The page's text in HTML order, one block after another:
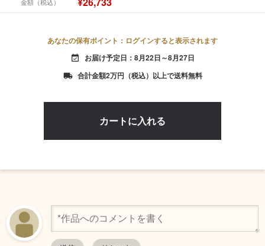
あなたの保有ポイント：ログインすると表示されます
event_available お届け予定日：8月22日～8月27日
local_shipping 合計金額2万円（税込）以上で送料無料